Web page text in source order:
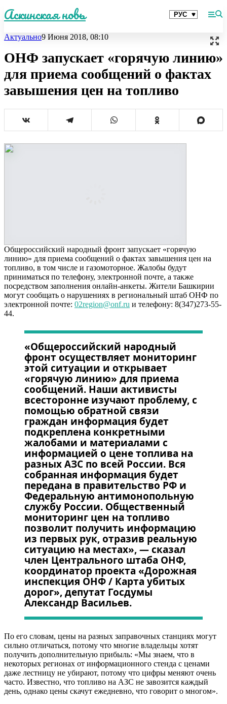
Аскинская новь
Актуально9 Июня 2018, 08:10
ОНФ запускает «горячую линию»
для приема сообщений о фактах
завышения цен на топливо
Общероссийский народный фронт запускает «горячую
линию» для приема сообщений о фактах завышения цен на
топливо, в том числе и газомоторное. Жалобы будут
приниматься по телефону, электронной почте, а также
посредством заполнения онлайн-анкеты. Жители Башкирии
могут сообщать о нарушениях в региональный штаб ОНФ по
электронной почте: 02region@onf.ru и телефону: 8(347)273-55-
44.
«Общероссийский народный
фронт осуществляет мониторинг
этой ситуации и открывает
«горячую линию» для приема
сообщений. Наши активисты
всесторонне изучают проблему, с
помощью обратной связи
граждан информация будет
подкреплена конкретными
жалобами и материалами с
информацией о цене топлива на
разных АЗС по всей России. Вся
собранная информация будет
передана в правительство РФ и
Федеральную антимонопольную
службу России. Общественный
мониторинг цен на топливо
позволит получить информацию
из первых рук, отразив реальную
ситуацию на местах», — сказал
член Центрального штаба ОНФ,
координатор проекта «Дорожная
инспекция ОНФ / Карта убитых
дорог», депутат Госдумы
Александр Васильев.
По его словам, цены на разных заправочных станциях могут
сильно отличаться, потому что многие владельцы хотят
получить дополнительную прибыль: «Мы знаем, что в
некоторых регионах от информационного стенда с ценами
даже лестницу не убирают, потому что цифры меняют очень
часто. Известно, что топливо на АЗС не завозится каждый
день, однако цены скачут ежедневно, что говорит о многом».